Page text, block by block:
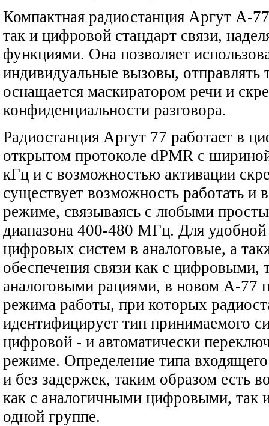
Компактная радиостанция Аргут А-
так и цифровой стандарт связи,
функциями. Она позволяет
индивидуальные вызовы, отправлять
оснащается маскиратором речи и
конфиденциальности разговора.
Радиостанция Аргут 77 работает в
открытом протоколе dPMR с
кГц и с возможностью активации
существует возможность работать и
режиме, связываясь с любыми
диапазона 400-480 МГц. Для удобной
цифровых систем в аналоговые, а
обеспечения связи как с цифровыми,
аналоговыми рациями, в новом А-77
режима работы, при которых
идентифицирует тип принимаемого
цифровой - и автоматически
режиме. Определение типа
и без задержек, таким образом есть
как с аналогичными цифровыми, так
одной группе.